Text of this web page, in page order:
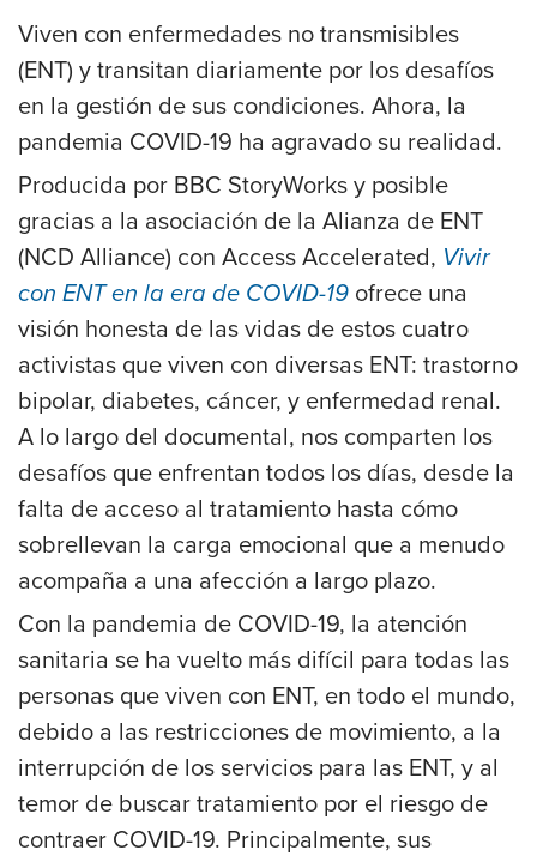
Viven con enfermedades no transmisibles
(ENT) y transitan diariamente por los desafíos
en la gestión de sus condiciones. Ahora, la
pandemia COVID-19 ha agravado su realidad.
Producida por BBC StoryWorks y posible
gracias a la asociación de la Alianza de ENT
(NCD Alliance) con Access Accelerated, Vivir
con ENT en la era de COVID-19 ofrece una
visión honesta de las vidas de estos cuatro
activistas que viven con diversas ENT: trastorno
bipolar, diabetes, cáncer, y enfermedad renal.
A lo largo del documental, nos comparten los
desafíos que enfrentan todos los días, desde la
falta de acceso al tratamiento hasta cómo
sobrellevan la carga emocional que a menudo
acompaña a una afección a largo plazo.
Con la pandemia de COVID-19, la atención
sanitaria se ha vuelto más difícil para todas las
personas que viven con ENT, en todo el mundo,
debido a las restricciones de movimiento, a la
interrupción de los servicios para las ENT, y al
temor de buscar tratamiento por el riesgo de
contraer COVID-19. Principalmente, sus